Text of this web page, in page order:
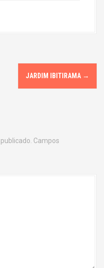
JARDIM IBITIRAMA →
Campos